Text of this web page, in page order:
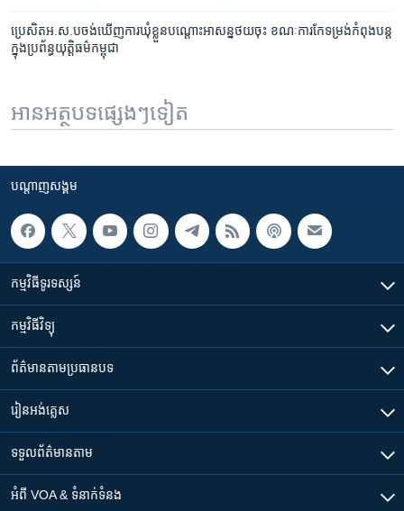
ប្រេសិត​អ.ស.ប​ចង់​ឃើញ​​ការ​ឃុំ​ខ្លួន​បណ្តោះ​អាសន្ន​ថយ​ចុះ​ ខណៈ​ការ​កែទម្រង់​កំពុង​បន្ត​
ក្នុង​ប្រព័ន្ធ​យុត្តិធម៌​កម្ពុជា
អានអត្ថបទផ្សេងៗទៀត
បណ្តាញ​សង្គម
កម្មវិធី​ទូរទស្សន៍
កម្មវិធី​វិទ្យុ
ព័ត៌មាន​តាមប្រធានបទ​
រៀន​​អង់គ្លេស
ទទួល​ព័ត៌មាន​តាម
អំពី​ VOA & ទំនាក់ទំនង